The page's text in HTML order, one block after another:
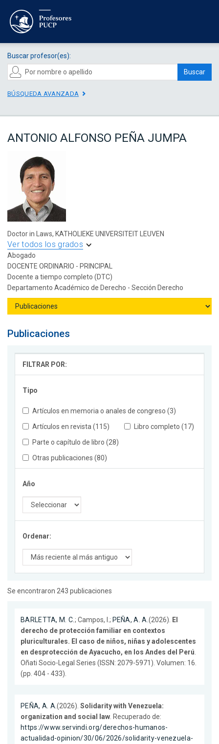
Buscar profesor(es):
Buscar
BÚSQUEDA AVANZADA
ANTONIO ALFONSO PEÑA JUMPA
Doctor in Laws, KATHOLIEKE UNIVERSITEIT LEUVEN
Ver todos los grados
Abogado
DOCENTE ORDINARIO - PRINCIPAL
Docente a tiempo completo (DTC)
Departamento Académico de Derecho - Sección Derecho
Publicaciones
FILTRAR POR:
Tipo
Artículos en memoria o anales de congreso (3)
Artículos en revista (115)
Libro completo (17)
Parte o capítulo de libro (28)
Otras publicaciones (80)
Año
Ordenar:
Se encontraron 243 publicaciones
BARLETTA, M. C.; Campos, I.; PEÑA, A. A.(2026). El
derecho de protección familiar en contextos
pluriculturales. El caso de niños, niñas y adolescentes
en desprotección de Ayacucho, en los Andes del Perú.
Oñati Socio-Legal Series (ISSN: 2079-5971). Volumen: 16.
(pp. 404 - 433).
PEÑA, A. A.(2026).Solidarity with Venezuela:
organization and social law. Recuperado de:
https://www.servindi.org/derechos-humanos-
actualidad-opinion/30/06/2026/solidarity-venezuela-